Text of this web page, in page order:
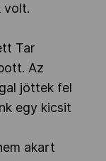
volt.
Tar
Az
jöttek fel
egy kicsit
akart